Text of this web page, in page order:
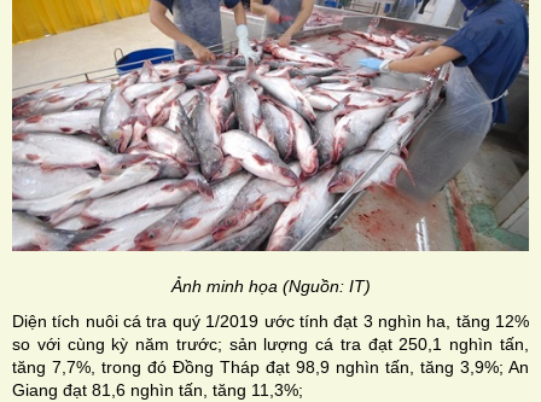
Ảnh minh họa (Nguồn: IT)
Diện tích nuôi cá tra quý 1/2019 ước tính đạt 3 nghìn ha, tăng 12%
so với cùng kỳ năm trước; sản lượng cá tra đạt 250,1 nghìn tấn,
tăng 7,7%, trong đó Đồng Tháp đạt 98,9 nghìn tấn, tăng 3,9%; An
Giang đạt 81,6 nghìn tấn, tăng 11,3%;